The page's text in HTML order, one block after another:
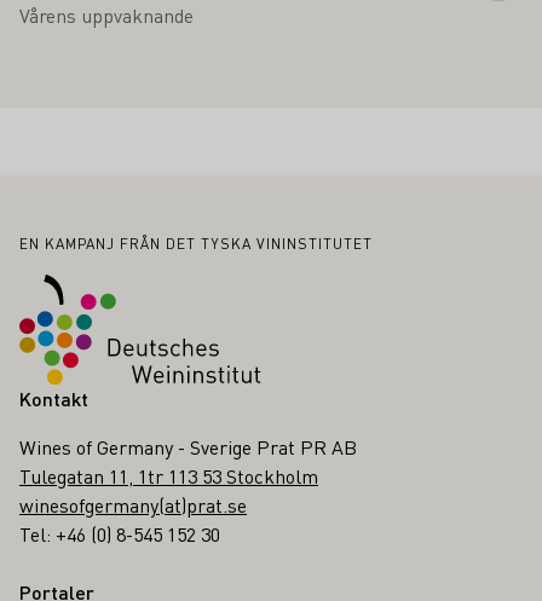
Vårens uppvaknande
Sidfot
EN KAMPANJ FRÅN DET TYSKA VININSTITUTET
Kontakt
Wines of Germany - Sverige Prat PR AB
Tulegatan 11, 1tr 113 53 Stockholm
winesofgermany(at)prat.se
Tel: +46 (0) 8-545 152 30
Portaler